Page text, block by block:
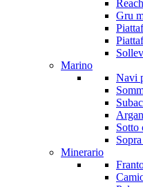
Gru
Marino
Navi
Sotto
Minerario